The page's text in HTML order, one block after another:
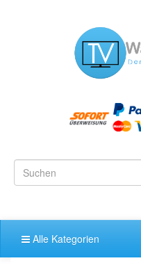
Alle Kategorien